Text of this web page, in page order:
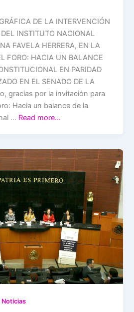
DE LA INTERVENCIÓN
INSTITUTO NACIONAL
FAVELA HERRERA, EN LA
FORO: HACIA UN BALANCE
EN PARIDAD
EN EL SENADO DE LA
gracias por la invitación para
Hacia un balance de la
… Read more…
Noticias